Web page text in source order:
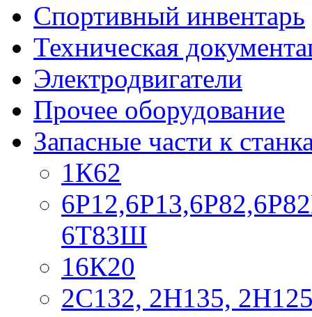
Спортивный инвентарь
Техническая
Электродвигатели
Прочее оборудование
Запасные части к
1К62
6Т83Ш
16К20
2С132, 2Н135,